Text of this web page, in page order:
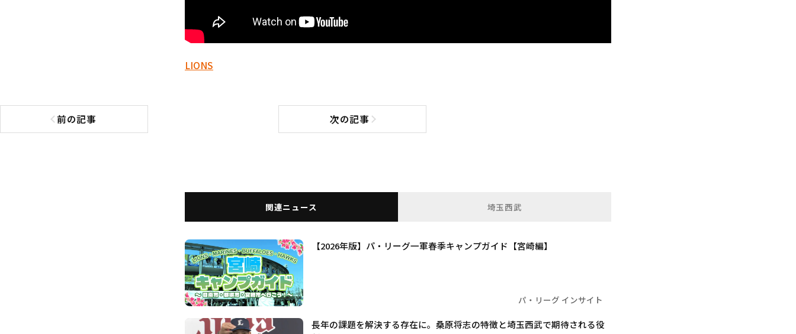
LIONS
前の記事
前の記事へ 次の記事次の記事へ
関連ニュース 埼玉西武
【2026年版】パ・リーグ一軍春季キャンプガイド【宮崎編】
パ・リーグ インサイト
長年の課題を解決する存在に。桑原将志の特徴と埼玉西武で期待される役